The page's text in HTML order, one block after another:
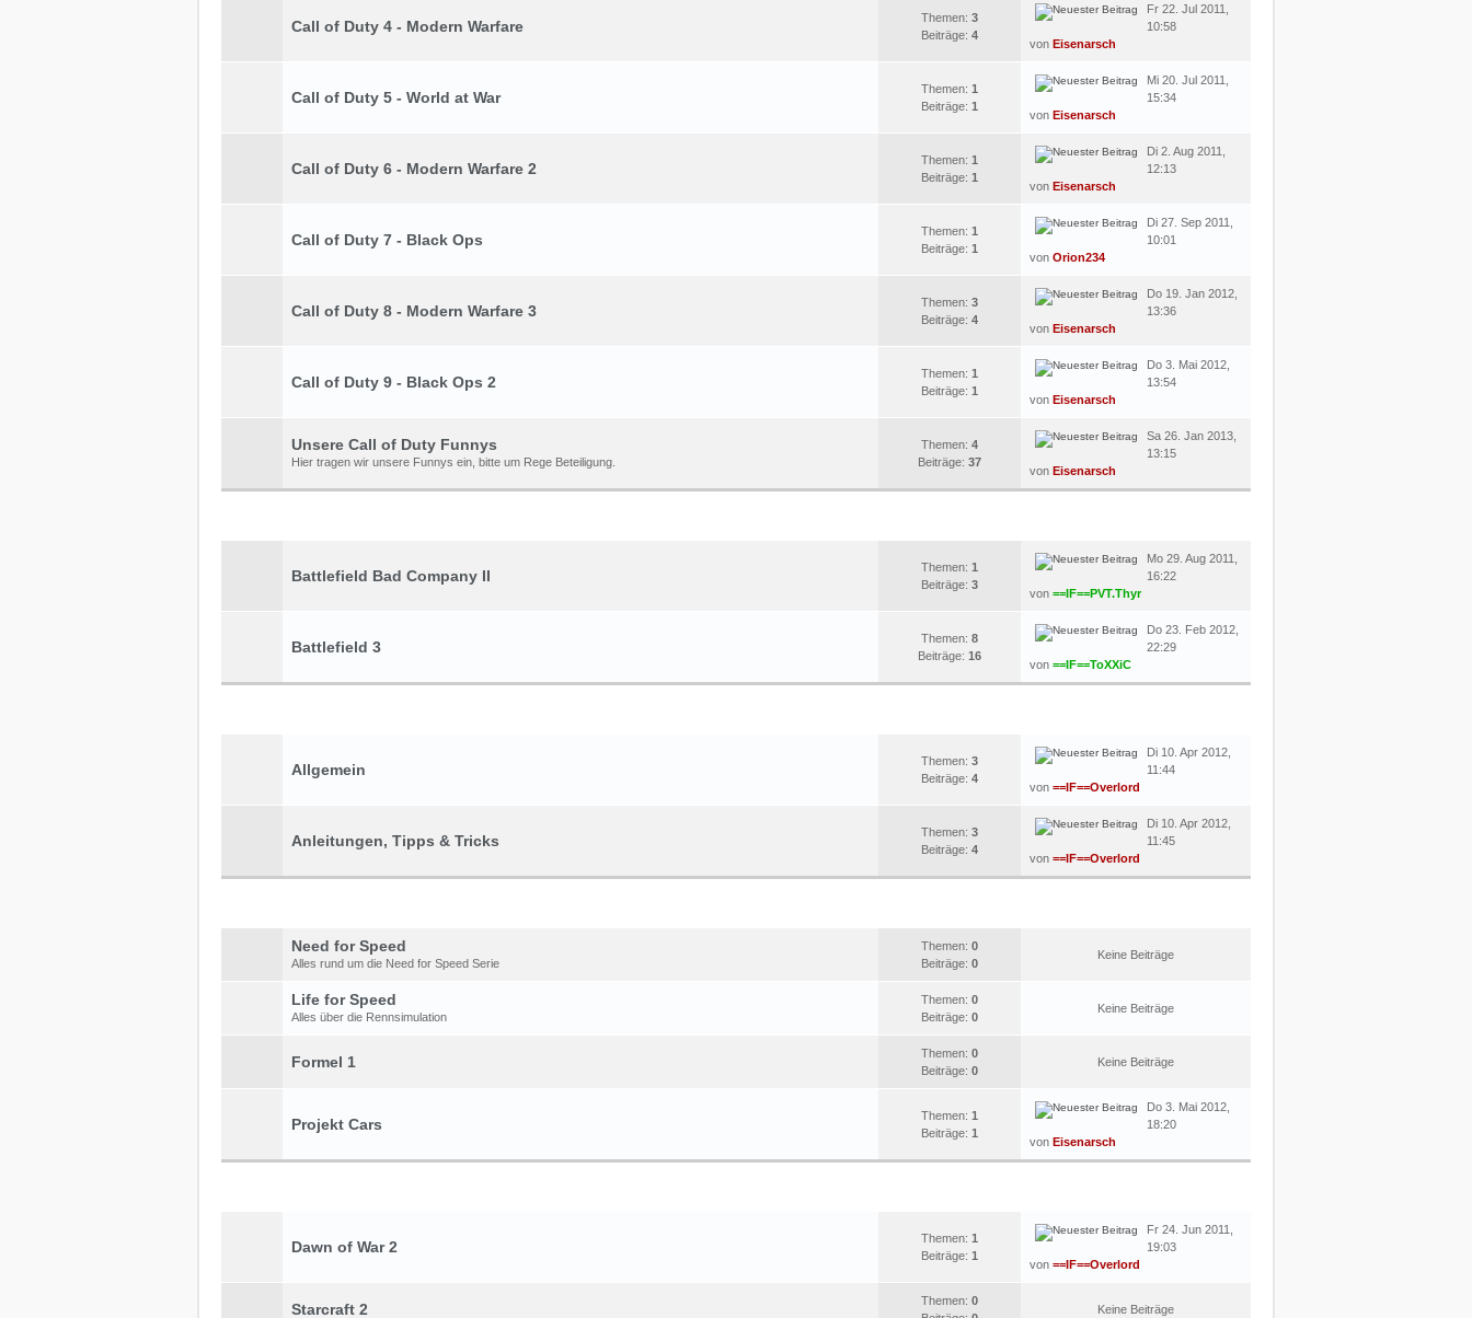
Call of Duty 4 - Modern Warfare Themen: 3
Beiträge: 4
Fr 22. Jul 2011,
10:58
von Eisenarsch
Call of Duty 5 - World at War Themen: 1
Beiträge: 1
Mi 20. Jul 2011,
15:34
von Eisenarsch
Call of Duty 6 - Modern Warfare 2 Themen: 1
Beiträge: 1
Di 2. Aug 2011,
12:13
von Eisenarsch
Call of Duty 7 - Black Ops Themen: 1
Beiträge: 1
Di 27. Sep 2011,
10:01
von Orion234
Call of Duty 8 - Modern Warfare 3 Themen: 3
Beiträge: 4
Do 19. Jan 2012,
13:36
von Eisenarsch
Call of Duty 9 - Black Ops 2 Themen: 1
Beiträge: 1
Do 3. Mai 2012,
13:54
von Eisenarsch
Unsere Call of Duty Funnys
Hier tragen wir unsere Funnys ein, bitte um Rege Beteiligung.
Themen: 4
Beiträge: 37
Sa 26. Jan 2013,
13:15
von Eisenarsch
Battlefield Bad Company II Themen: 1
Beiträge: 3
Mo 29. Aug 2011,
16:22
von ==IF==PVT.Thyr
Battlefield 3 Themen: 8
Beiträge: 16
Do 23. Feb 2012,
22:29
von ==IF==ToXXiC
Allgemein Themen: 3
Beiträge: 4
Di 10. Apr 2012,
11:44
von ==IF==Overlord
Anleitungen, Tipps & Tricks Themen: 3
Beiträge: 4
Di 10. Apr 2012,
11:45
von ==IF==Overlord
Need for Speed
Alles rund um die Need for Speed Serie
Themen: 0
Beiträge: 0
Keine Beiträge
Life for Speed
Alles über die Rennsimulation
Themen: 0
Beiträge: 0
Keine Beiträge
Formel 1 Themen: 0
Beiträge: 0
Keine Beiträge
Projekt Cars Themen: 1
Beiträge: 1
Do 3. Mai 2012,
18:20
von Eisenarsch
Dawn of War 2 Themen: 1
Beiträge: 1
Fr 24. Jun 2011,
19:03
von ==IF==Overlord
Starcraft 2 Themen: 0
Keine Beiträge